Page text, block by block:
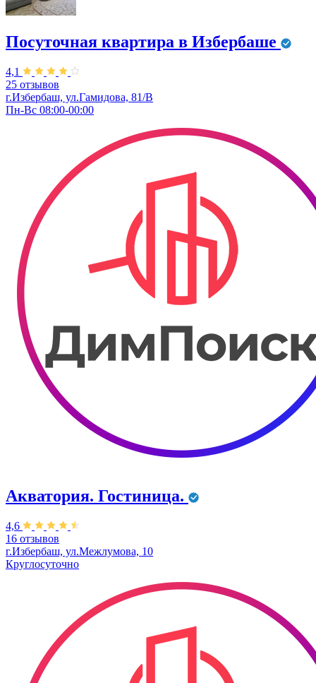
Посуточная квартира в Избербаше
4,1
25 отзывов
г.Избербаш, ул.Гамидова, 81/В
Пн-Вс 08:00-00:00
Акватория. Гостиница.
4,6
16 отзывов
г.Избербаш, ул.Межлумова, 10
Круглосуточно